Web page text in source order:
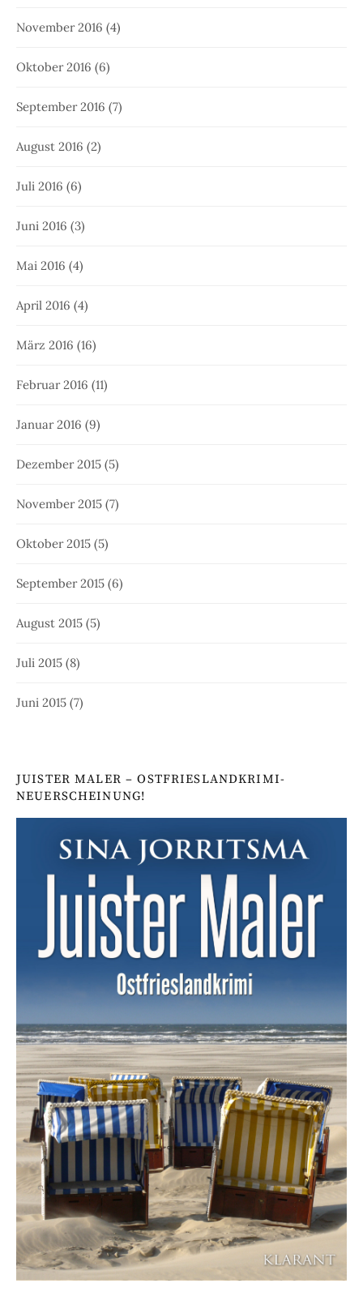
November 2016 (4)
Oktober 2016 (6)
September 2016 (7)
August 2016 (2)
Juli 2016 (6)
Juni 2016 (3)
Mai 2016 (4)
April 2016 (4)
März 2016 (16)
Februar 2016 (11)
Januar 2016 (9)
Dezember 2015 (5)
November 2015 (7)
Oktober 2015 (5)
September 2015 (6)
August 2015 (5)
Juli 2015 (8)
Juni 2015 (7)
JUISTER MALER – OSTFRIESLANDKRIMI-
NEUERSCHEINUNG!